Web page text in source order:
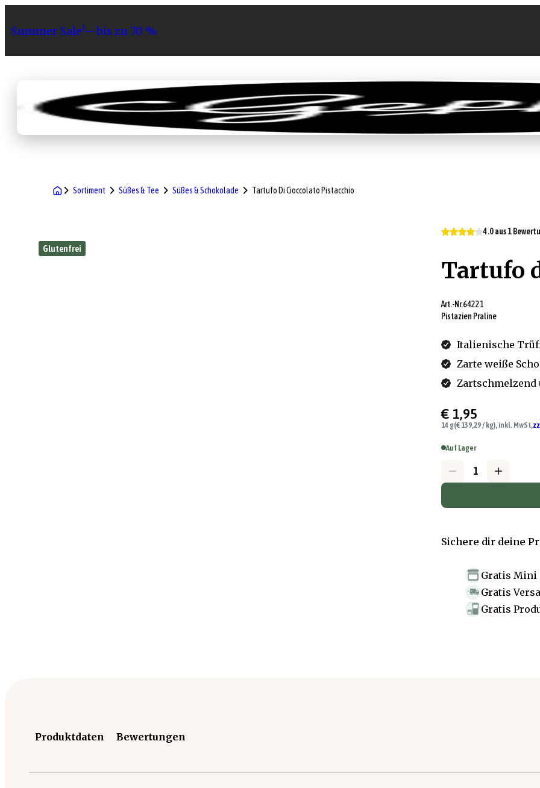
Summer Sale¹– bis zu 70 %
Sortiment Geschenke GrillenFeinkost-Abo Firmenkunden Sale
Sortiment Süßes & Tee Süßes & Schokolade Tartufo Di Cioccolato Pistacchio
Glutenfrei
4.0 aus 1
Tartufo
Art.-Nr.64221
Pistazien Praline
Italienische
Zarte weiße
Zartschmelzend
€ 1,95
14 g(€ 139,29 / kg), inkl. MwSt,
Auf Lager
Sichere dir deine
Gratis Mini
Gratis
Gratis
Produktdaten Bewertungen